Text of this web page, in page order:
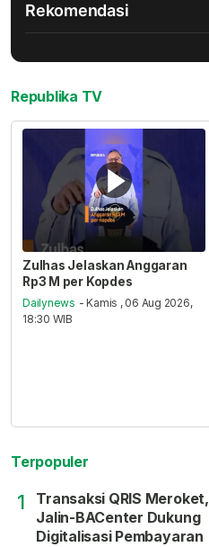
Rekomendasi
Republika TV
Zulhas Jelaskan Anggaran
Rp3 M per Kopdes
Dailynews - Kamis , 06 Aug 2026,
18:30 WIB
Terpopuler
1
Transaksi QRIS Meroket,
Jalin-BACenter Dukung
Digitalisasi Pembayaran